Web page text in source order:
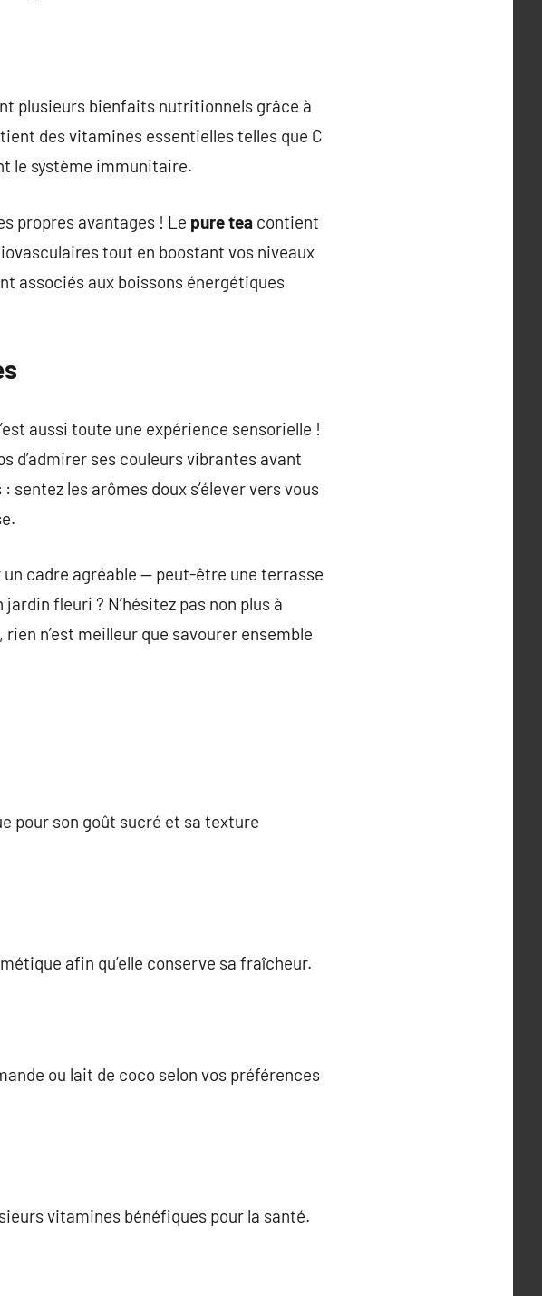
plusieurs bienfaits nutritionnels grâce à
des vitamines essentielles telles que C
le système immunitaire.
propres avantages ! Le pure tea contient
tout en boostant vos niveaux
associés aux boissons énergétiques
aussi toute une expérience sensorielle !
d’admirer ses couleurs vibrantes avant
les arômes doux s’élever vers vous
cadre agréable — peut-être une terrasse
fleuri ? N’hésitez pas non plus à
n’est meilleur que savourer ensemble
pour son goût sucré et sa texture
afin qu’elle conserve sa fraîcheur.
ou lait de coco selon vos préférences
vitamines bénéfiques pour la santé.